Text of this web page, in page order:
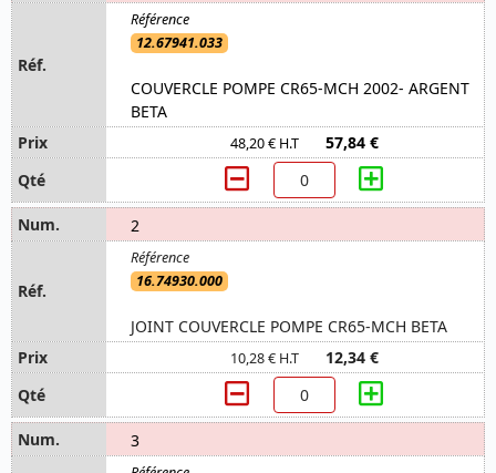
12.67941.033
COUVERCLE POMPE CR65-MCH 2002- ARGENT
BETA
48,20 € H.T 57,84 €
2
16.74930.000
JOINT COUVERCLE POMPE CR65-MCH BETA
10,28 € H.T 12,34 €
3